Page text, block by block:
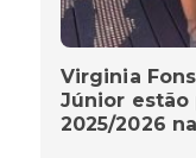
Virginia
Júnior estão
2025/2026